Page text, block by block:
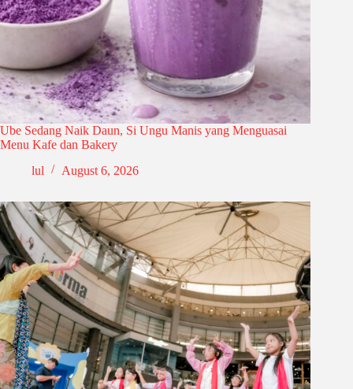
Ube Sedang Naik Daun, Si Ungu Manis yang Menguasai
Menu Kafe dan Bakery
lul
August 6, 2026